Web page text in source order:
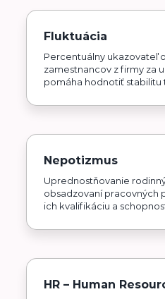
Fluktuácia
Percentuálny ukazovateľ
zamestnancov z firmy za
pomáha hodnotiť stabilitu
Nepotizmus
Uprednostňovanie
obsadzovaní pracovných
ich kvalifikáciu a
HR – Human